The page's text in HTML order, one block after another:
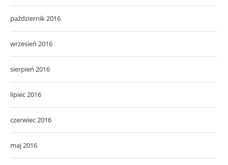
październik 2016
wrzesień 2016
sierpień 2016
lipiec 2016
czerwiec 2016
maj 2016